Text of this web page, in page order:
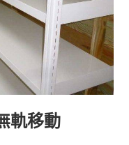
軌移動